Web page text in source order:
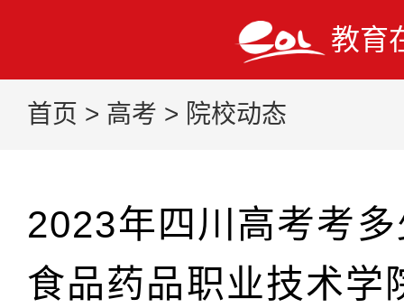
教育
首页 > 高考 > 院校动态
2023年四川高考考
食品药品职业技术学